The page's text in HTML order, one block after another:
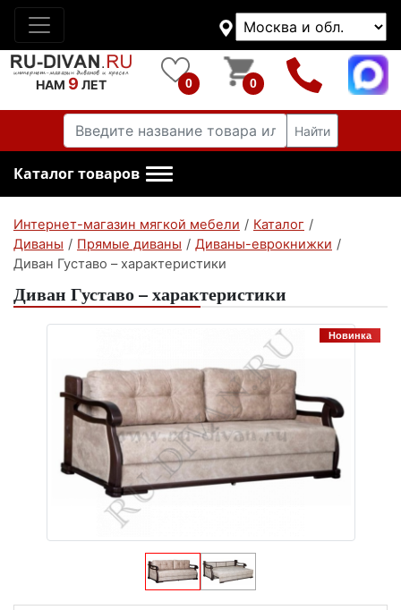
НАМ 9 ЛЕТ 0 0
Найти
Каталог товаров
Интернет-магазин мягкой мебели / Каталог /
Диваны / Прямые диваны / Диваны-еврокнижки /
Диван Густаво – характеристики
Диван Густаво – характеристики
Новинка